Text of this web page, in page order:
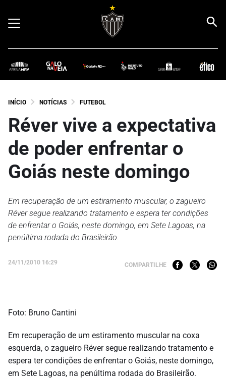
INÍCIO NOTÍCIAS FUTEBOL
Réver vive a expectativa
de poder enfrentar o
Goiás neste domingo
Em recuperação de um estiramento muscular, o zagueiro
Réver segue realizando tratamento e espera ter condições
de enfrentar o Goiás, neste domingo, em Sete Lagoas, na
penúltima rodada do Brasileirão.
24/11/2010 16:29 COMPARTILHE
Foto: Bruno Cantini
Em recuperação de um estiramento muscular na coxa
esquerda, o zagueiro Réver segue realizando tratamento e
espera ter condições de enfrentar o Goiás, neste domingo,
em Sete Lagoas, na penúltima rodada do Brasileirão.